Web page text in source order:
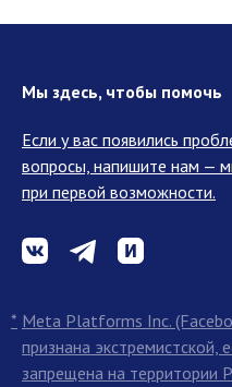
Meta Platforms Inc.
признана экстремистской,
запрещена на территории
*
Если у вас появились
вопросы, напишите нам —
при первой возможности.
Мы здесь, чтобы помочь